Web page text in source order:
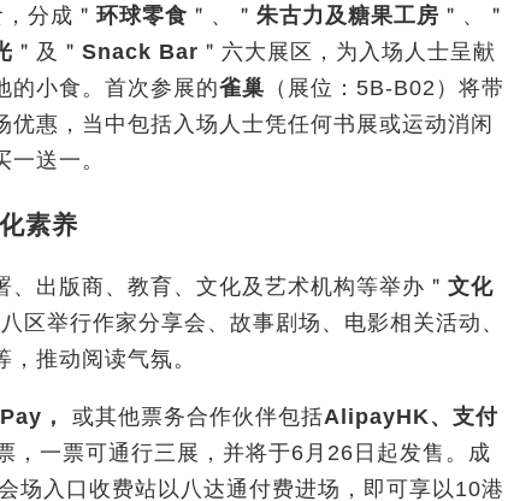
分成＂ 环球零食 ＂、＂ 朱古力及糖果工房 ＂、＂
＂及＂ Snack Bar ＂六大展区，为入场人士呈献
的小食。首次参展的雀巢 （展位： 5B-B02 ）将带
惠，当中包括入场人士凭任何书展或运动消闲
送一。
素养
出版商、教育、文化及艺术机构等举办＂ 文化
区举行作家分享会、故事剧场、电影相关活动、
推动阅读气氛。
， 或其他票务合作伙伴包括AlipayHK、支付
，一票可通行三展，并将于6月 26 日起发售。成
场入口收费站以八达通付费进场，即可享以10港